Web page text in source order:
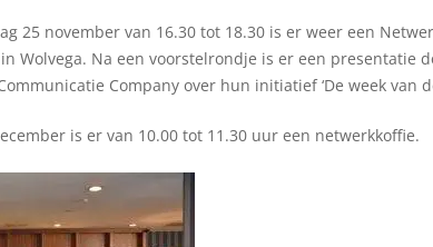
25 november van 16.30 tot 18.30 is er weer een
Wolvega. Na een voorstelrondje is er een presentatie
Company over hun initiatief ‘De week van
is er van 10.00 tot 11.30 uur een netwerkkoffie.